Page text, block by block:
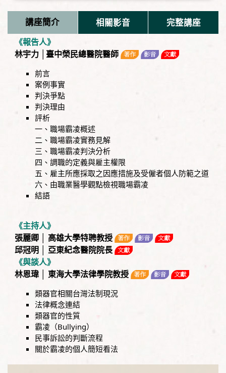
講座簡介 相關影音 完整講座
《報告人》
林宇力 │臺中榮民總醫院醫師
前言
案例事實
判決爭點
判決理由
評析
一、職場霸凌概述
二、職場霸凌實務見解
三、職場霸凌判決分析
四、調職的定義與雇主權限
五、雇主所應採取之因應措施及受僱者個人防範之道
六、由職業醫學觀點檢視職場霸凌
結語
《主持人》
張麗卿 │ 高雄大學特聘教授
邱冠明 │ 亞東紀念醫院院長
《與談人》
林恩瑋 │ 東海大學法律學院教授
類器官相關台灣法制現況
法律概念連結
類器官的性質
霸凌（Bullying）
民事訴訟的判斷流程
關於霸凌的個人簡短看法